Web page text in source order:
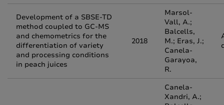
Development of a SBSE-TD
method coupled to GC-MS
and chemometrics for the
differentiation of variety
and processing conditions
in peach juices
2018
Marsol-
Vall, A.;
Balcells,
M.; Eras, J.;
Canela-
Garayoa,
R.
Canela-
Xandri, A.;